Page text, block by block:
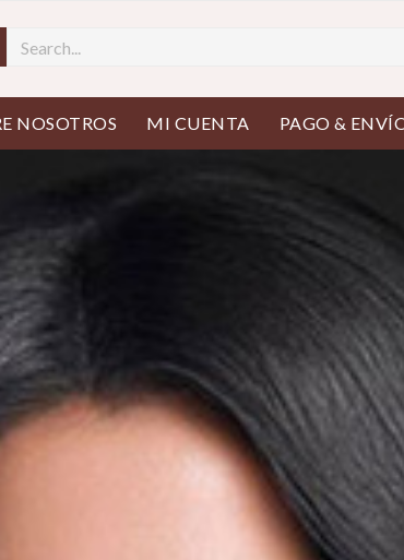
NOSOTROS MI CUENTA PAGO &